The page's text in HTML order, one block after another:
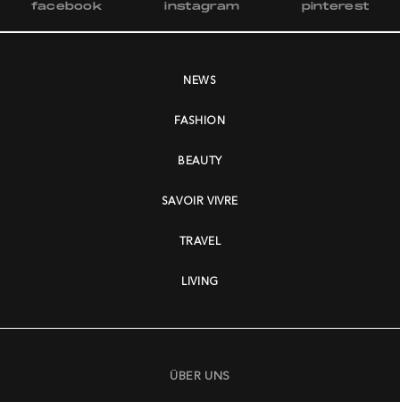
facebook instagram pinterest
NEWS
FASHION
BEAUTY
SAVOIR VIVRE
TRAVEL
LIVING
ÜBER UNS